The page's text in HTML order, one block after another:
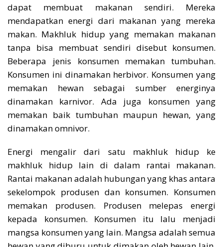
dapat membuat makanan sendiri. Mereka
mendapatkan energi dari makanan yang mereka
makan. Makhluk hidup yang memakan makanan
tanpa bisa membuat sendiri disebut konsumen.
Beberapa jenis konsumen memakan tumbuhan.
Konsumen ini dinamakan herbivor. Konsumen yang
memakan hewan sebagai sumber energinya
dinamakan karnivor. Ada juga konsumen yang
memakan baik tumbuhan maupun hewan, yang
dinamakan omnivor.
Energi mengalir dari satu makhluk hidup ke
makhluk hidup lain di dalam rantai makanan.
Rantai makanan adalah hubungan yang khas antara
sekelompok produsen dan konsumen. Konsumen
memakan produsen. Produsen melepas energi
kepada konsumen. Konsumen itu lalu menjadi
mangsa konsumen yang lain. Mangsa adalah semua